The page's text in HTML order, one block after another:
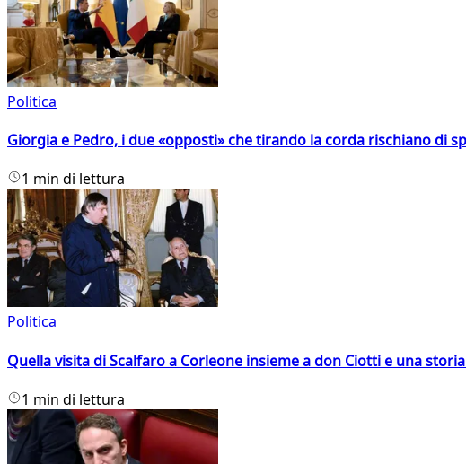
Politica
Giorgia e Pedro, i due «opposti» che tirando la corda rischiano di
1 min di lettura
Politica
Quella visita di Scalfaro a Corleone insieme a don Ciotti e una
1 min di lettura